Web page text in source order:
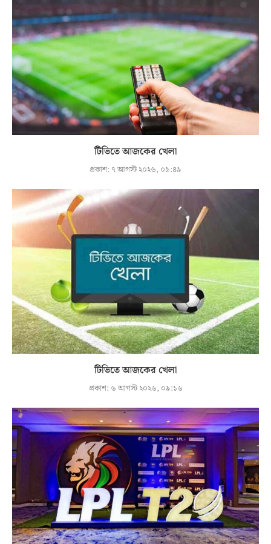
টিভিতে আজকের খেলা
প্রকাশ: ৭ আগস্ট ২০২৬, ০৯:৪৯
টিভিতে আজকের খেলা
প্রকাশ: ৬ আগস্ট ২০২৬, ০৯:১৬